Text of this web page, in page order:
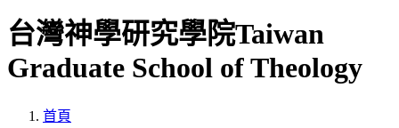
台灣神學研究學院Taiwan
Graduate School of Theology
首頁